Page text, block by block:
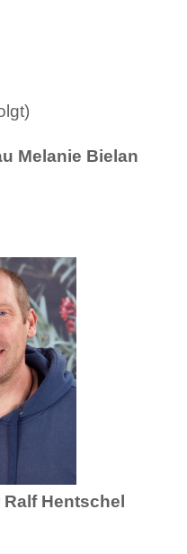
Melanie Bielan
Ralf Hentschel